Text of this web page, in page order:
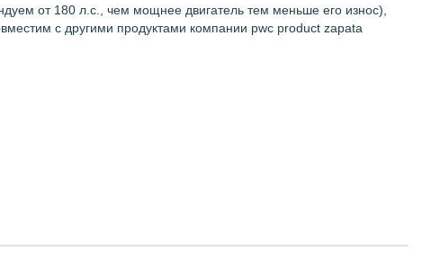
от 180 л.с., чем мощнее двигатель тем меньше его износ),
с другими продуктами компании pwc product zapata